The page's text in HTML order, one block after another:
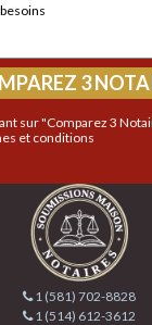
sur "Comparez 3
et conditions
1 (581) 702-8828
1 (514) 612-3612